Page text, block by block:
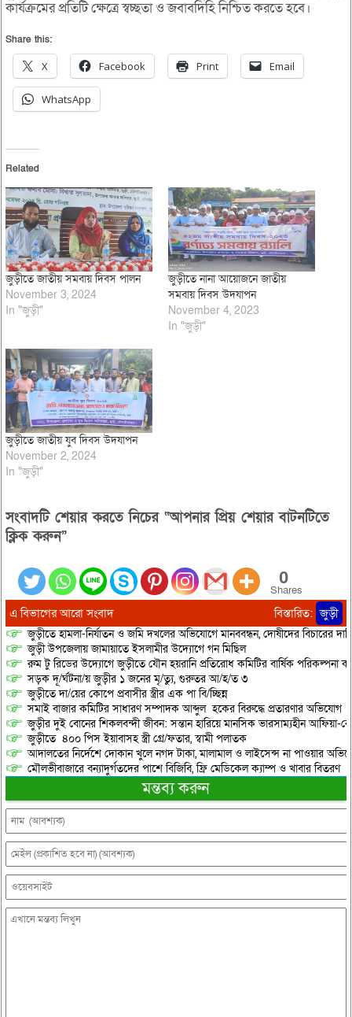
কার্যক্রমের প্রতিটি ক্ষেত্রে স্বচ্ছতা ও জবাবদিহি নিশ্চিত করতে হবে।
Share this:
X Facebook Print Email
WhatsApp
Related
জুড়ীতে জাতীয় সমবায় দিবস পালন
November 3, 2024
In "জুড়ী"
জুড়ীতে নানা আয়োজনে জাতীয়
সমবায় দিবস উদযাপন
November 4, 2023
In "জুড়ী"
জুড়ীতে জাতীয় যুব দিবস উদযাপন
November 2, 2024
In "জুড়ী"
সংবাদটি শেয়ার করতে নিচের “আপনার প্রিয় শেয়ার বাটনটিতে
ক্লিক করুন”
0
Shares
এ বিভাগের আরো সংবাদ বিস্তারিত: জুড়ী
জুড়ীতে হামলা-নির্যাতন ও জমি দখলের অভিযোগে মানববন্ধন, দোষীদের বিচারের দাবি
জুড়ী উপজেলায় জামায়াতে ইসলামীর উদ্যোগে গন মিছিল
রুম টু রিডের উদ্যোগে জুড়ীতে যৌন হয়রানি প্রতিরোধ কমিটির বার্ষিক পরিকল্পনা
সড়ক দূ/র্ঘটনা/য় জুড়ীর ১ জনের মৃ/ত্যু, গুরুতর আ/হ/ত ৩
জুড়ীতে দা/য়ের কোপে প্রবাসীর স্ত্রীর এক পা বি/চ্ছিন্ন
সমাই বাজার কমিটির সাধারণ সম্পাদক আব্দুল হকের বিরুদ্ধে প্রতারণার অভিযোগ
জুড়ীর দুই বোনের শিকলবন্দী জীবন: সন্তান হারিয়ে মানসিক ভারসাম্যহীন আফিয়া-
জুড়ীতে ৪০০ পিস ইয়াবাসহ স্ত্রী গ্রে/ফতার, স্বামী পলাতক
আদালতের নির্দেশে দোকান খুলে নগদ টাকা, মালামাল ও লাইসেন্স না পাওয়ার
মৌলভীবাজারে বন্যাদুর্গতদের পাশে বিজিবি, ফ্রি মেডিকেল ক্যাম্প ও খাবার বিতরণ
মন্তব্য করুন